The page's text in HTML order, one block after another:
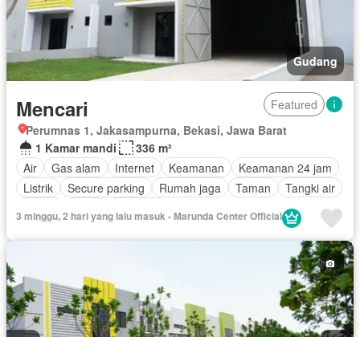
Gudang
Mencari
Featured
Perumnas 1, Jakasampurna, Bekasi, Jawa Barat
1 Kamar mandi
336 m²
Air
Gas alam Internet Keamanan
Keamanan 24 jam
Listrik
Secure parking Rumah jaga Taman
Tangki air
3 minggu, 2 hari yang lalu masuk - Marunda Center Official